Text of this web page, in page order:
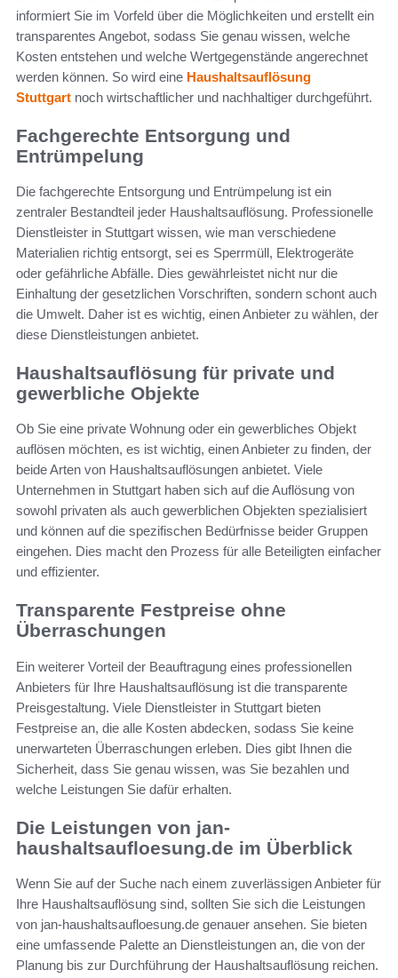
informiert Sie im Vorfeld über die Möglichkeiten und erstellt ein
transparentes Angebot, sodass Sie genau wissen, welche
Kosten entstehen und welche Wertgegenstände angerechnet
werden können. So wird eine Haushaltsauflösung
Stuttgart noch wirtschaftlicher und nachhaltiger durchgeführt.
Fachgerechte Entsorgung und
Entrümpelung
Die fachgerechte Entsorgung und Entrümpelung ist ein
zentraler Bestandteil jeder Haushaltsauflösung. Professionelle
Dienstleister in Stuttgart wissen, wie man verschiedene
Materialien richtig entsorgt, sei es Sperrmüll, Elektrogeräte
oder gefährliche Abfälle. Dies gewährleistet nicht nur die
Einhaltung der gesetzlichen Vorschriften, sondern schont auch
die Umwelt. Daher ist es wichtig, einen Anbieter zu wählen, der
diese Dienstleistungen anbietet.
Haushaltsauflösung für private und
gewerbliche Objekte
Ob Sie eine private Wohnung oder ein gewerbliches Objekt
auflösen möchten, es ist wichtig, einen Anbieter zu finden, der
beide Arten von Haushaltsauflösungen anbietet. Viele
Unternehmen in Stuttgart haben sich auf die Auflösung von
sowohl privaten als auch gewerblichen Objekten spezialisiert
und können auf die spezifischen Bedürfnisse beider Gruppen
eingehen. Dies macht den Prozess für alle Beteiligten einfacher
und effizienter.
Transparente Festpreise ohne
Überraschungen
Ein weiterer Vorteil der Beauftragung eines professionellen
Anbieters für Ihre Haushaltsauflösung ist die transparente
Preisgestaltung. Viele Dienstleister in Stuttgart bieten
Festpreise an, die alle Kosten abdecken, sodass Sie keine
unerwarteten Überraschungen erleben. Dies gibt Ihnen die
Sicherheit, dass Sie genau wissen, was Sie bezahlen und
welche Leistungen Sie dafür erhalten.
Die Leistungen von jan-
haushaltsaufloesung.de im Überblick
Wenn Sie auf der Suche nach einem zuverlässigen Anbieter für
Ihre Haushaltsauflösung sind, sollten Sie sich die Leistungen
von jan-haushaltsaufloesung.de genauer ansehen. Sie bieten
eine umfassende Palette an Dienstleistungen an, die von der
Planung bis zur Durchführung der Haushaltsauflösung reichen.